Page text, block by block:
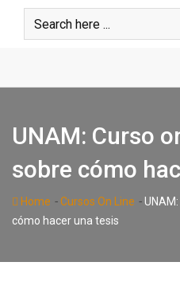
UNAM: Curso
sobre cómo
Home -Cursos On Line -
cómo hacer una tesis